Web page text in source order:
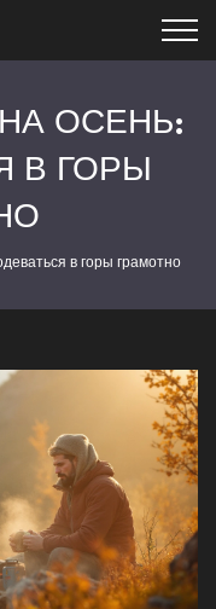
ОСЕНЬ:
В ГОРЫ
в горы грамотно